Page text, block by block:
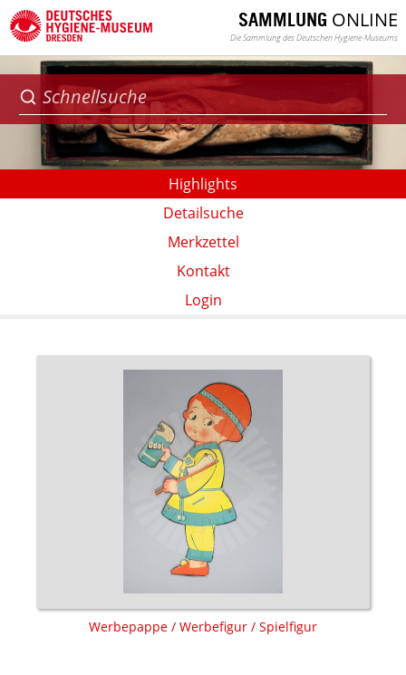
SAMMLUNG ONLINE
Die Sammlung des Deutschen Hygiene-Museums
Highlights
Detailsuche
Merkzettel
Kontakt
Login
Werbepappe / Werbefigur / Spielfigur